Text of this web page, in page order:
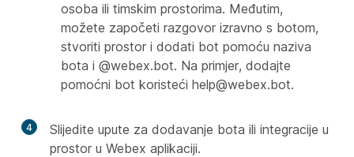
osoba ili timskim prostorima. Međutim,
možete započeti razgovor izravno s botom,
stvoriti prostor i dodati bot pomoću naziva
bota i @webex.bot. Na primjer, dodajte
pomoćni bot koristeći help@webex.bot.
4
Slijedite upute za dodavanje bota ili integracije u
prostor u Webex aplikaciji.